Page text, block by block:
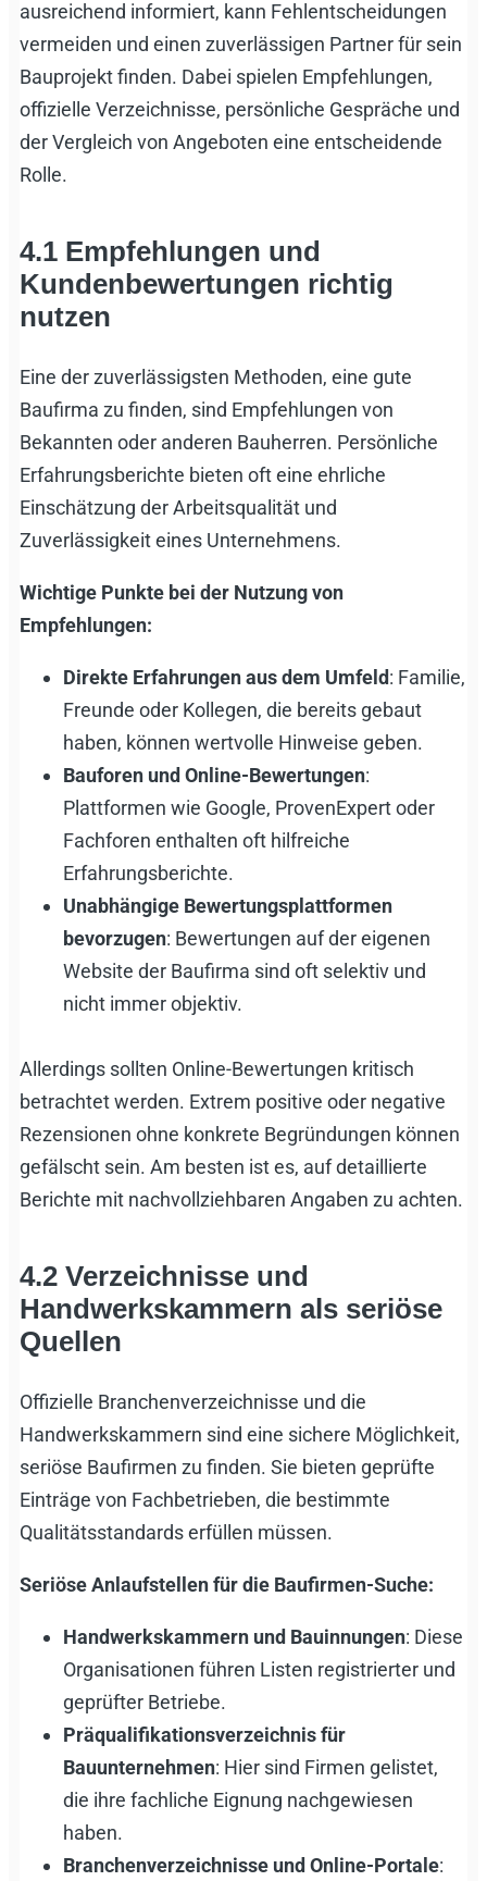
ausreichend informiert, kann Fehlentscheidungen
vermeiden und einen zuverlässigen Partner für sein
Bauprojekt finden. Dabei spielen Empfehlungen,
offizielle Verzeichnisse, persönliche Gespräche und
der Vergleich von Angeboten eine entscheidende
Rolle.
4.1 Empfehlungen und
Kundenbewertungen richtig
nutzen
Eine der zuverlässigsten Methoden, eine gute
Baufirma zu finden, sind Empfehlungen von
Bekannten oder anderen Bauherren. Persönliche
Erfahrungsberichte bieten oft eine ehrliche
Einschätzung der Arbeitsqualität und
Zuverlässigkeit eines Unternehmens.
Wichtige Punkte bei der Nutzung von
Empfehlungen:
Direkte Erfahrungen aus dem Umfeld: Familie,
Freunde oder Kollegen, die bereits gebaut
haben, können wertvolle Hinweise geben.
Bauforen und Online-Bewertungen:
Plattformen wie Google, ProvenExpert oder
Fachforen enthalten oft hilfreiche
Erfahrungsberichte.
Unabhängige Bewertungsplattformen
bevorzugen: Bewertungen auf der eigenen
Website der Baufirma sind oft selektiv und
nicht immer objektiv.
Allerdings sollten Online-Bewertungen kritisch
betrachtet werden. Extrem positive oder negative
Rezensionen ohne konkrete Begründungen können
gefälscht sein. Am besten ist es, auf detaillierte
Berichte mit nachvollziehbaren Angaben zu achten.
4.2 Verzeichnisse und
Handwerkskammern als seriöse
Quellen
Offizielle Branchenverzeichnisse und die
Handwerkskammern sind eine sichere Möglichkeit,
seriöse Baufirmen zu finden. Sie bieten geprüfte
Einträge von Fachbetrieben, die bestimmte
Qualitätsstandards erfüllen müssen.
Seriöse Anlaufstellen für die Baufirmen-Suche:
Handwerkskammern und Bauinnungen: Diese
Organisationen führen Listen registrierter und
geprüfter Betriebe.
Präqualifikationsverzeichnis für
Bauunternehmen: Hier sind Firmen gelistet,
die ihre fachliche Eignung nachgewiesen
haben.
Branchenverzeichnisse und Online-Portale: